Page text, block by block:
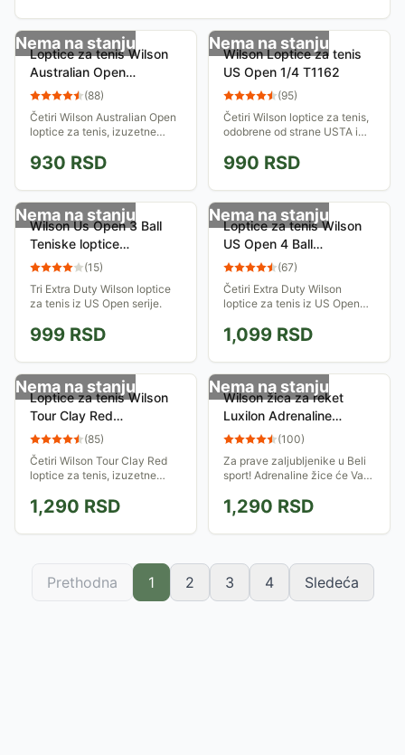
Nema na stanju
Loptice za tenis Wilson
Australian Open
WRT113000
(88)
Četiri Wilson Australian Open
loptice za tenis, izuzetne
930 RSD
Nema na stanju
Wilson Loptice za tenis
US Open 1/4 T1162
(95)
Četiri Wilson loptice za tenis,
odobrene od strane USTA i
990 RSD
Nema na stanju
Wilson Us Open 3 Ball
Teniske loptice
WRT106200
(15)
Tri Extra Duty Wilson loptice
za tenis iz US Open serije.
999 RSD
Nema na stanju
Loptice za tenis Wilson
US Open 4 Ball
WRT116200
(67)
Četiri Extra Duty Wilson
loptice za tenis iz US Open
1,099 RSD
Nema na stanju
Loptice za tenis Wilson
Tour Clay Red
WRT110800
(85)
Četiri Wilson Tour Clay Red
loptice za tenis, izuzetne
1,290 RSD
Nema na stanju
Wilson žica za reket
Luxilon Adrenaline
WRZ993900
(100)
Za prave zaljubljenike u Beli
sport! Adrenaline žice će Vam
poboljšate kvalitet svoje igre
bilo da ste na travnatom ili...
1,290 RSD
Prethodna 1 2 3 4 Sledeća